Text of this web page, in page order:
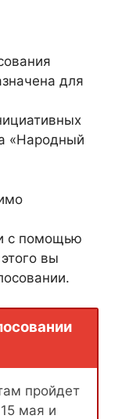
для
«Народный
с помощью
вы
пройдет
мая и